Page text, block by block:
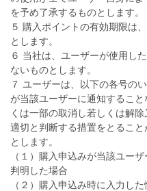
を予め了承するものとします。
５ 購入ポイントの有効期限は
とします。
６ 当社は、ユーザーが使用し
ないものとします。
７ ユーザーは、以下の各号の
が当該ユーザーに通知するこ
くは一部の取消し若しくは解
適切と判断する措置をとるこ
とします。
（１）購入申込みが当該ユー
判明した場合
（２）購入申込み時に入力し